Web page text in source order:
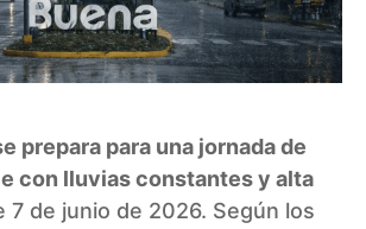
prepara para una jornada de
con lluvias constantes y alta
7 de junio de 2026. Según los